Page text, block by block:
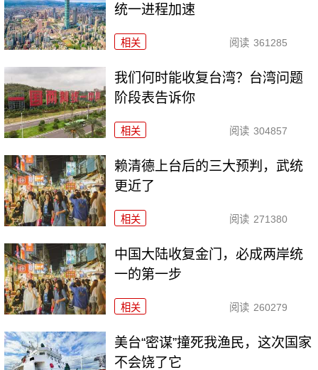
统一进程加速
相关 阅读 361285
我们何时能收复台湾？台湾问题
阶段表告诉你
相关 阅读 304857
赖清德上台后的三大预判，武统
更近了
相关 阅读 271380
中国大陆收复金门，必成两岸统
一的第一步
相关 阅读 260279
美台“密谋”撞死我渔民，这次国家
不会饶了它